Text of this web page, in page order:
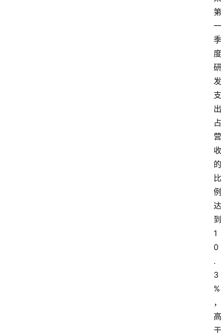
第
一
季
度
研
发
支
出
占
营
收
的
比
例
达
到
1
0
.
3
%
，
高
于